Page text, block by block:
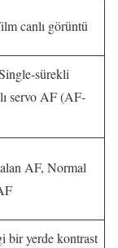
canlı görüntü
sürekli
servo AF (AF-
AF, Normal
bir yerde kontrast